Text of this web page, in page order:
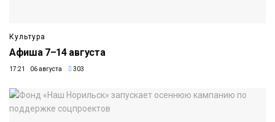
Культура
Афиша 7–14 августа
17:21 06 августа 303